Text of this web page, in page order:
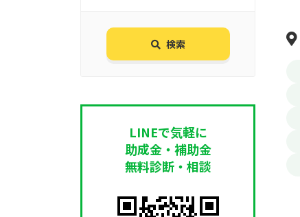
検索
LINEで気軽に
助成金・補助金
無料診断・相談